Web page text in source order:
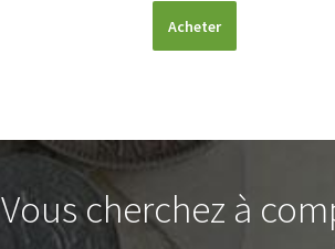
Acheter
Vous cherchez à